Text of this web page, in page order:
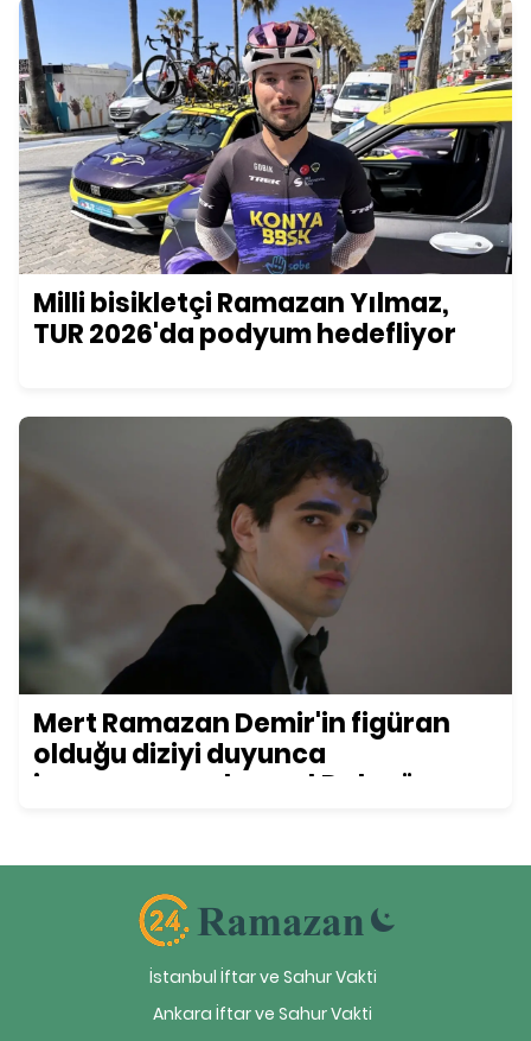
Milli bisikletçi Ramazan Yılmaz,
TUR 2026'da podyum hedefliyor
Mert Ramazan Demir'in figüran
olduğu diziyi duyunca
inanamayacaksınız! Daha önce
İstanbul İftar ve Sahur Vakti
Ankara İftar ve Sahur Vakti